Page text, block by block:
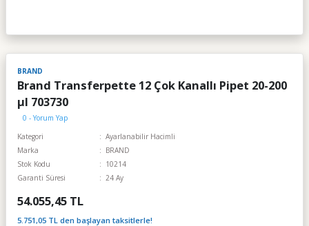
BRAND
Brand Transferpette 12 Çok Kanallı Pipet 20-200
µl 703730
0 - Yorum Yap
Kategori
Ayarlanabilir Hacimli
Marka
BRAND
Stok Kodu
10214
Garanti Süresi
24 Ay
54.055,45 TL
5.751,05 TL den başlayan taksitlerle!